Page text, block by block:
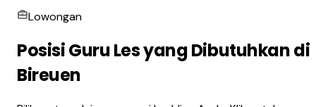
Lowongan
Posisi Guru Les yang Dibutuhkan di
Bireuen